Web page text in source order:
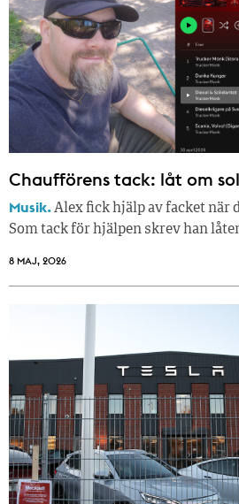
Chaufförens tack: låt om
Musik.Alex fick hjälp av facket när
Som tack för hjälpen skrev han
8 MAJ, 2026